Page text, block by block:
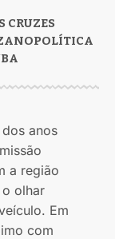
CRUZES
POLÍTICA
anos
a região
olhar
Em
com